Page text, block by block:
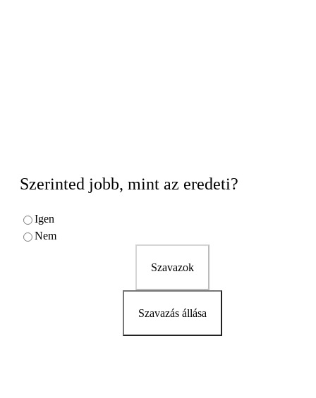
Szerinted jobb, mint az eredeti?
Igen
Nem
Szavazok
Szavazás állása